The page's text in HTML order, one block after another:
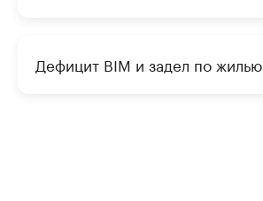
Дефицит BIM и задел по жилью